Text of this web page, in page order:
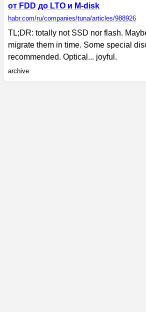
от FDD до LTO и M-disk
habr.com/ru/companies/tuna/articles/988926
TL;DR: totally not SSD nor flash.
migrate them in time. Some special
recommended. Optical... joyful.
archive